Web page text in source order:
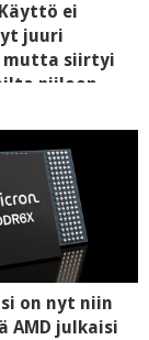
ei
juuri
mutta siirtyi
piiloon
on nyt niin
AMD julkaisi